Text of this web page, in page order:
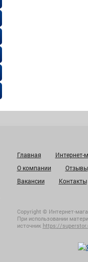
Главная Интернет-
О компании
Отзывы
Вакансии
Контакты
Copyright © Интернет-
При использовании
источник https://